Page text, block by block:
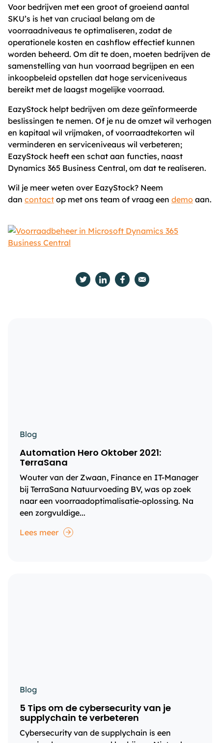
Voor bedrijven met een groot of groeiend aantal
SKU’s is het van cruciaal belang om de
voorraadniveaus te optimaliseren, zodat de
operationele kosten en cashflow effectief kunnen
worden beheerd. Om dit te doen, moeten bedrijven de
samenstelling van hun voorraad begrijpen en een
inkoopbeleid opstellen dat hoge serviceniveaus
bereikt met de laagst mogelijke voorraad.
EazyStock helpt bedrijven om deze geïnformeerde
beslissingen te nemen. Of je nu de omzet wil verhogen
en kapitaal wil vrijmaken, of voorraadtekorten wil
verminderen en serviceniveaus wil verbeteren;
EazyStock heeft een schat aan functies, naast
Dynamics 365 Business Central, om dat te realiseren.
Wil je meer weten over EazyStock? Neem
dan contact op met ons team of vraag een demo aan.
Blog
Automation Hero Oktober 2021:
TerraSana
Wouter van der Zwaan, Finance en IT-Manager
bij TerraSana Natuurvoeding BV, was op zoek
naar een voorraadoptimalisatie-oplossing. Na
een zorgvuldige...
Lees meer
Blog
5 Tips om de cybersecurity van je
supplychain te verbeteren
Cybersecurity van de supplychain is een